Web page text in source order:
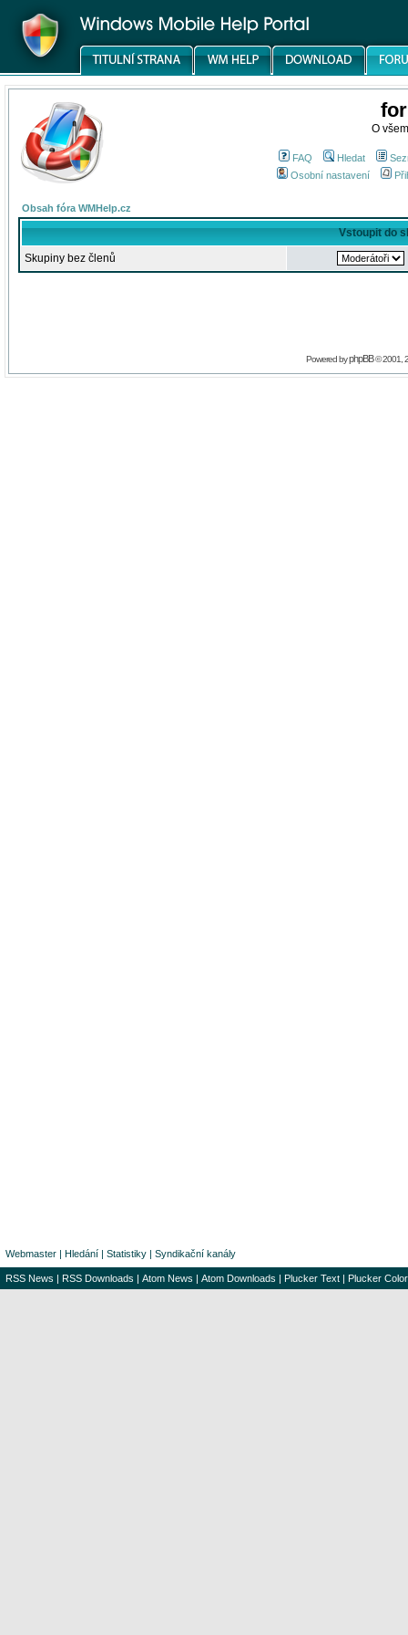
O
FAQ Hledat
Osobní nastavení
Obsah fóra WMHelp.cz
Vstoupit do
Skupiny bez členů
Powered byphpBB© 2001,
Webmaster | Hledání | Statistiky | Syndikační kanály
RSS News | RSS Downloads | Atom News | Atom Downloads | Plucker Text | Plucker Color